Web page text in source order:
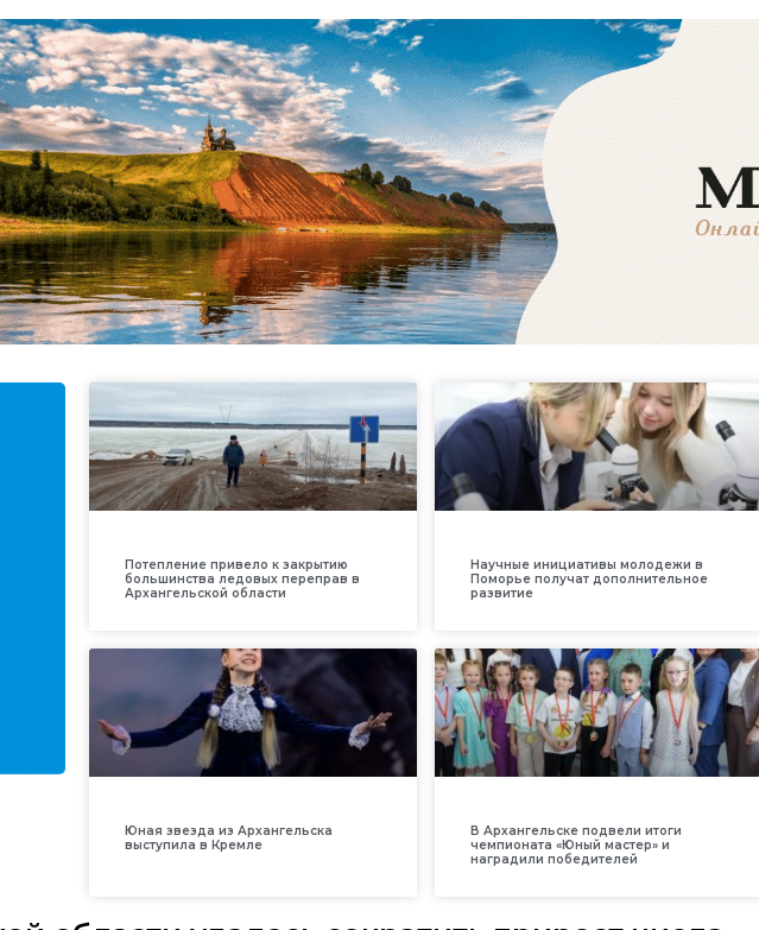
Потепление привело к закрытию
большинства ледовых переправ в
Архангельской области
Научные инициативы молодежи в
Поморье получат дополнительное
развитие
Юная звезда из Архангельска
выступила в Кремле
В Архангельске подвели итоги
чемпионата «Юный мастер» и
наградили победителей